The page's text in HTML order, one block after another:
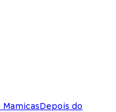
MamicasDepois do